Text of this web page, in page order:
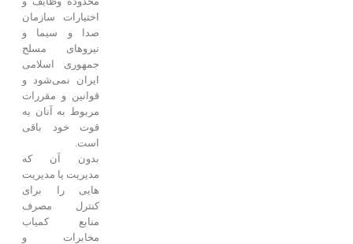
اختیارات سازمان
صدا و سیما و
نیروهای مسلح
جمهوری اسلامی
ایران نمی‌شود و
قوانین و مقررات
مربوط به آنان به
قوت خود باقی
است.
بدون آن که
مدیریت یا مدیریت
هایی را برای
کنترل مصرف
منابع کمیاب
مخابرات و